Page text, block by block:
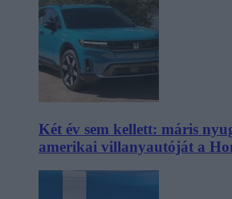
Két év sem kellett: máris
amerikai villanyautóját a